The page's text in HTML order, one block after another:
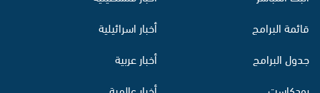
قائمة البرامج
جدول البرامج
أخبار اسرائيلية
أخبار عربية